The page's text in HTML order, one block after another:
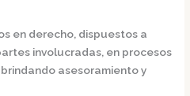
en derecho, dispuestos a
involucradas, en procesos
asesoramiento y